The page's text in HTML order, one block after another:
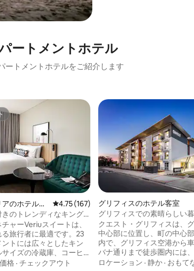
ートメントホテル
ートメントホテルをご紹介します
星の平均評価
のホテル客
レビュー167件、5つ星中4.75つ星の平均評
4.75 (167)
のトレンディなキング
ャーVeriuスイートは、
旅行者に最適です。23
トには広々としたキン
イズの冷蔵庫、コーヒ
、お好みの方法でご滞
価格 · チェックアウト
グリフィスのホテル客室
グリフィスでの素晴らしい
クエスト・グリフィスは、
中心部に位置し、町の中心
内で、グリフィス空港から車
バナ通りまで徒歩圏内には
お店、カフェ、ギャラリーが
ロケーション · 静か · おもて